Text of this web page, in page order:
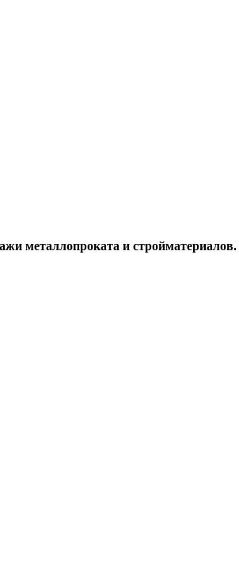
металлопроката и стройматериалов.